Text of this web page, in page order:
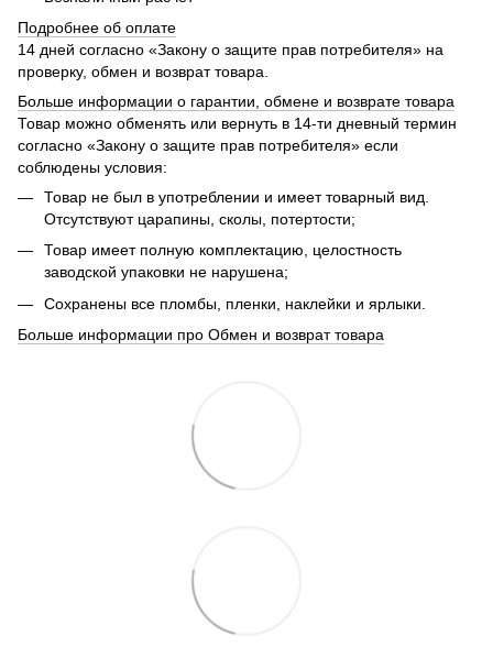
Подробнее об оплате
14 дней согласно «Закону о защите прав потребителя» на
проверку, обмен и возврат товара.
Больше информации о гарантии, обмене и возврате товара
Товар можно обменять или вернуть в 14-ти дневный термин
согласно «Закону о защите прав потребителя» если
соблюдены условия:
Товар не был в употреблении и имеет товарный вид.
Отсутствуют царапины, сколы, потертости;
Товар имеет полную комплектацию, целостность
заводской упаковки не нарушена;
Сохранены все пломбы, пленки, наклейки и ярлыки.
Больше информации про Обмен и возврат товара